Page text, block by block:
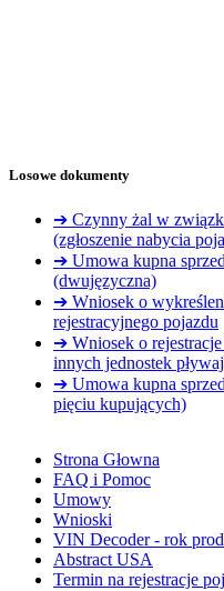
Losowe dokumenty
➔ Czynny żal w
(zgłoszenie nabycia
➔ Umowa kupna
(dwujęzyczna)
➔ Wniosek o
rejestracyjnego pojazdu
➔ Wniosek o
innych jednostek
➔ Umowa kupna
pięciu kupujących)
Strona Głowna
FAQ i Pomoc
Umowy
Wnioski
VIN Decoder - rok
Abstract USA
Termin na rejestracje